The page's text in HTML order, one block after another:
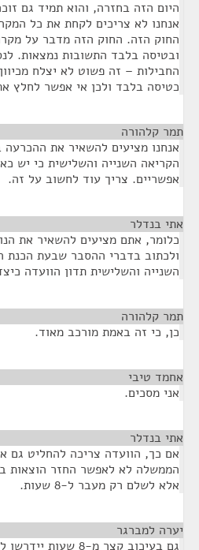
היום הזה בחזרה, והוא תמיד גם
אנחנו לא צריכים לקחת את כל
החוק הזה. החוק הזה מדבר על
ובטיסה בלבד התשובות נמצאות.
החבילות – זה פשוט לא יצלח
כטיסה בלבד ולכן אי אפשר לחלץ
תמר קלהורה
אנחנו מציעים להשאיר את ההכרעה
הקריאה השנייה והשלישית כי יש
אפשריים. צריך עוד לחשוב על זה.
אתי בנדלר
כלומר, אתם מציעים להשאיר את
ולכתוב בדברי ההסבר שבעת הכנת
השנייה והשלישית תדון הוועדה
תמר קלהורה
כן, כי זה באמת מורכב מאוד.
אחמד טיבי
אני מסכים.
אתי בנדלר
אם כך, הוועדה צריכה להחליט גם
הממשלה לא לאפשר החזר הוצאות
אלא לשלם רק מעבר ל-8 שעות.
יערה למברגר